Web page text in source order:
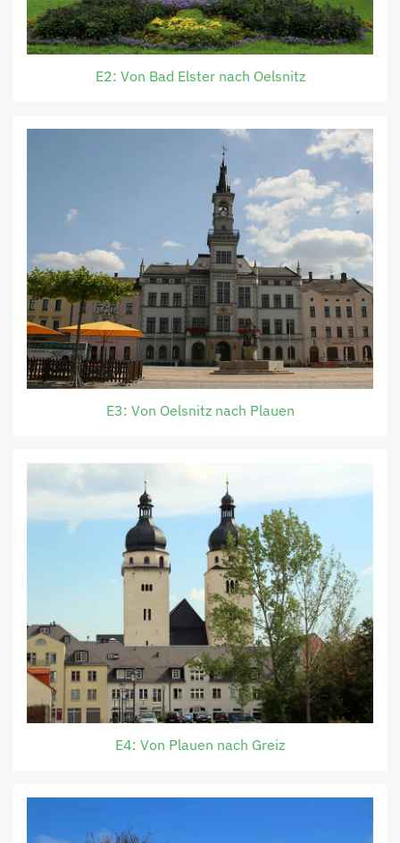
E2: Von Bad Elster nach Oelsnitz
E3: Von Oelsnitz nach Plauen
E4: Von Plauen nach Greiz